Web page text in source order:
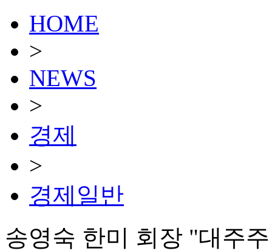
HOME
>
NEWS
>
경제
>
경제일반
송영숙 한미 회장 "대주